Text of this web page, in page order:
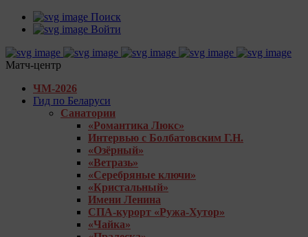
Поиск
Войти
Матч-центр
ЧМ-2026
Гид по Беларуси
Санатории
«Романтика Люкс»
Интервью с Болбатовским Г.Н.
«Озёрный»
«Ветразь»
«Серебряные ключи»
«Кристальный»
Имени Ленина
СПА-курорт «Ружа-Хутор»
«Чайка»